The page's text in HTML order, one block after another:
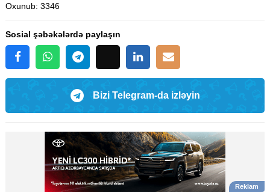
Oxunub: 3346
Sosial şəbəkələrdə paylaşın
Bizi Telegram-da izləyin